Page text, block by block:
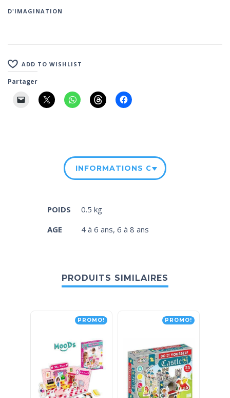
D'IMAGINATION
ADD TO WISHLIST
Partager
INFORMATIONS
POIDS
0.5 kg
AGE
4 à 6 ans, 6 à 8 ans
PRODUITS SIMILAIRES
PROMO! PROMO!